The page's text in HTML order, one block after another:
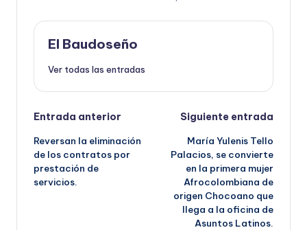
El Baudoseño
Ver todas las entradas
Navegación
de
entradas
Entrada anterior
Reversan la eliminación
de los contratos por
prestación de
servicios.
Siguiente entrada
María Yulenis Tello
Palacios, se convierte
en la primera mujer
Afrocolombiana de
origen Chocoano que
llega a la oficina de
Asuntos Latinos.